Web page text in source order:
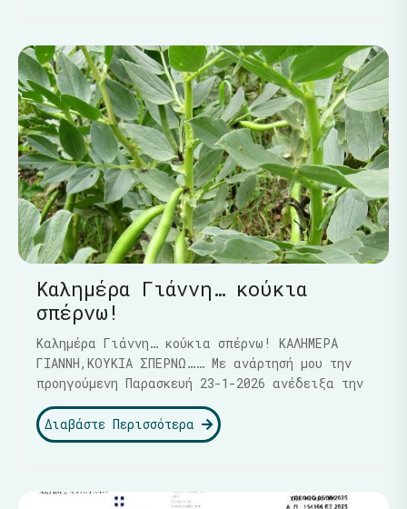
Καλημέρα Γιάννη… κούκια
σπέρνω!
Καλημέρα Γιάννη… κούκια σπέρνω! ΚΑΛΗΜΕΡΑ
ΓΙΑΝΝΗ,ΚΟΥΚΙΑ ΣΠΕΡΝΩ…… Με ανάρτησή μου την
προηγούμενη Παρασκευή 23-1-2026 ανέδειξα την
Διαβάστε Περισσότερα